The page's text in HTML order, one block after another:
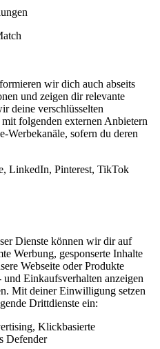
wir dich auch abseits
und zeigen dir relevante
deine verschlüsselten
folgenden externen Anbietern
Werbekanäle, sofern du deren
LinkedIn, Pinterest, TikTok
Dienste können wir dir auf
Werbung, gesponserte Inhalte
Webseite oder Produkte
Einkaufsverhalten anzeigen
Mit deiner Einwilligung setzen
Drittdienste ein:
Klickbasierte
Defender